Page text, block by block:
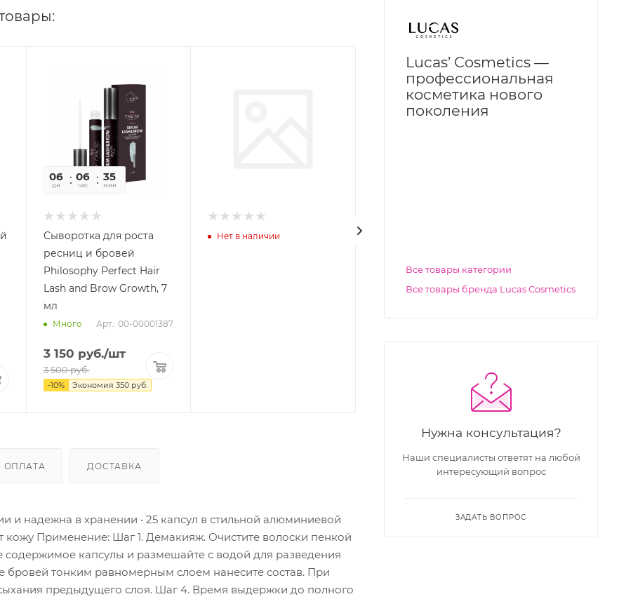
06
дн
06
час
35
мин
30
Сыворотка для роста
ресниц и бровей
Philosophy Perfect Hair
Lash and Brow Growth, 7
мл
Много Арт.: 00-00001387
3 150 руб./шт
3 500руб.
-10% Экономия 350руб.
Нет в наличии
ОПЛАТА ДОСТАВКА
и надежна в хранении • 25 капсул в стильной алюминиевой
кожу Применение: Шаг 1. Демакияж. Очистите волоски пенкой
содержимое капсулы и размешайте с водой для разведения
тонким равномерным слоем нанесите состав. При
предыдущего слоя. Шаг 4. Время выдержки до полного
Lucas’ Cosmetics —
профессиональная
косметика нового
поколения
Все товары категории
Все товары бренда Lucas Cosmetics
Нужна консультация?
Наши специалисты ответят на любой
интересующий вопрос
ЗАДАТЬ ВОПРОС